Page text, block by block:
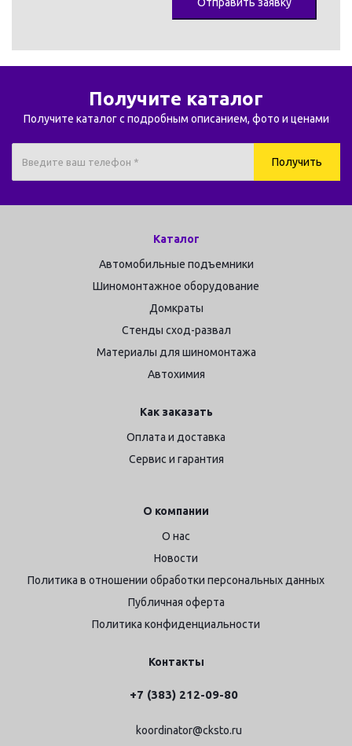
Получите каталог
Получите каталог с подробным описанием, фото и ценами
Каталог
Автомобильные подъемники
Шиномонтажное оборудование
Домкраты
Стенды сход-развал
Материалы для шиномонтажа
Автохимия
Как заказать
Оплата и доставка
Сервис и гарантия
О компании
О нас
Новости
Политика в отношении обработки персональных данных
Публичная оферта
Политика конфиденциальности
Контакты
+7 (383) 212-09-80
koordinator@cksto.ru